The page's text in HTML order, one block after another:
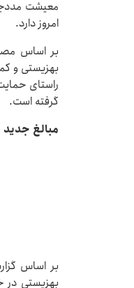
معیشت
امروز دارد.
راستای
گرفته است.
مبالغ
بر اساس